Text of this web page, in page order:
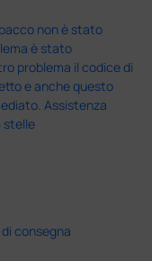
non è stato
è stato
problema il codice di
e anche questo
Assistenza
stelle
consegna